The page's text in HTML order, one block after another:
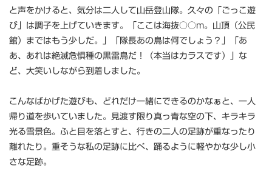
と声をかけると、気分は二人して山岳登山隊。久々の「ごっこ遊
び」は調子を上げていきます。「ここは海抜○○m。山頂（公民
館）まではもう少しだ。」「隊長あの鳥は何でしょう？」「あ
あ、あれは絶滅危惧種の黒雷鳥だ！（本当はカラスです）」な
ど、大笑いしながら到着しました。
こんなばかげた遊びも、どれだけ一緒にできるのかなぁと、一人
帰り道を歩いていました。見渡す限り真っ青な空の下、キラキラ
光る雪景色。ふと目を落とすと、行きの二人の足跡が重なったり
離れたり。重そうな私の足跡に比べ、踊るように軽やかな少し小
さな足跡。